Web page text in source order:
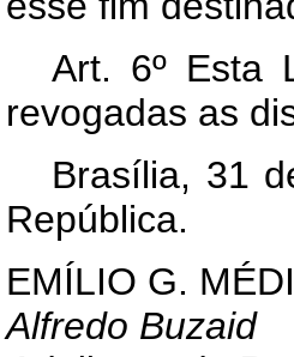
Art. 6º Esta
revogadas as
Brasília, 31
República.
EMÍLIO G.
Alfredo Buzaid